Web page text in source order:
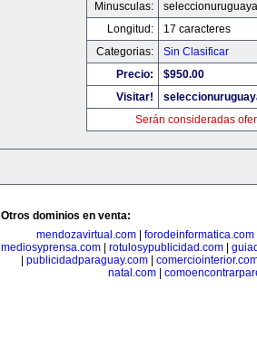
Minusculas:
Longitud:
17 caracteres
Categorias:
Sin Clasificar
Precio:
$950.00
Visitar!
Serán consideradas
Otros dominios en venta:
mendozavirtual.com| forodeinformatica.com
mediosyprensa.com
rotulosypublicidad.com
publicidadparaguay.com
natal.com|